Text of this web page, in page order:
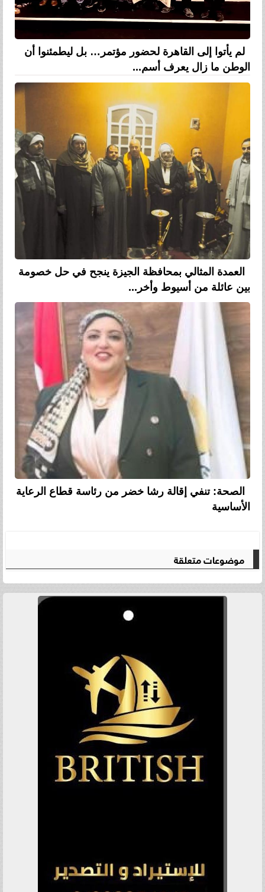
لم يأتوا إلى القاهرة لحضور مؤتمر… بل ليطمئنوا أن
الوطن ما زال يعرف أسم...
العمدة المثالي بمحافظة الجيزة ينجح في حل خصومة
بين عائلة من أسيوط وأخر...
الصحة: تنفي إقالة رشا خضر من رئاسة قطاع الرعاية
الأساسية
موضوعات متعلقة